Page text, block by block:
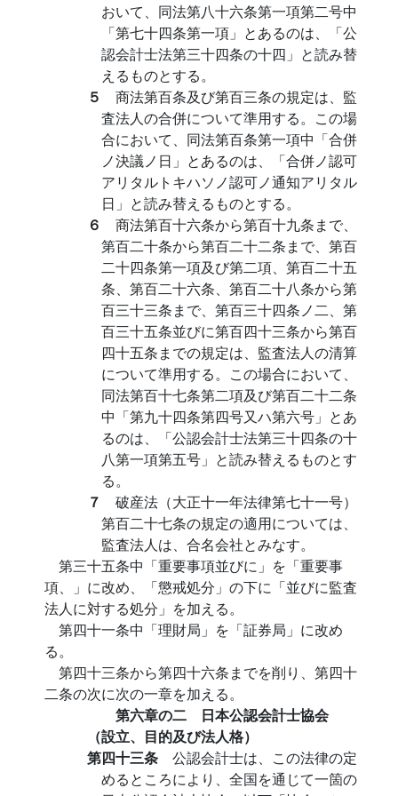
おいて、同法第八十六条第一項第二号中
「第七十四条第一項」とあるのは、「公
認会計士法第三十四条の十四」と読み替
えるものとする。
５ 商法第百条及び第百三条の規定は、監
査法人の合併について準用する。この場
合において、同法第百条第一項中「合併
ノ決議ノ日」とあるのは、「合併ノ認可
アリタルトキハソノ認可ノ通知アリタル
日」と読み替えるものとする。
６ 商法第百十六条から第百十九条まで、
第百二十条から第百二十二条まで、第百
二十四条第一項及び第二項、第百二十五
条、第百二十六条、第百二十八条から第
百三十三条まで、第百三十四条ノ二、第
百三十五条並びに第百四十三条から第百
四十五条までの規定は、監査法人の清算
について準用する。この場合において、
同法第百十七条第二項及び第百二十二条
中「第九十四条第四号又ハ第六号」とあ
るのは、「公認会計士法第三十四条の十
八第一項第五号」と読み替えるものとす
る。
７ 破産法（大正十一年法律第七十一号）
第百二十七条の規定の適用については、
監査法人は、合名会社とみなす。
第三十五条中「重要事項並びに」を「重要事
項、」に改め、「懲戒処分」の下に「並びに監査
法人に対する処分」を加える。
第四十一条中「理財局」を「証券局」に改め
る。
第四十三条から第四十六条までを削り、第四十
二条の次に次の一章を加える。
第六章の二 日本公認会計士協会
（設立、目的及び法人格）
第四十三条 公認会計士は、この法律の定
めるところにより、全国を通じて一箇の